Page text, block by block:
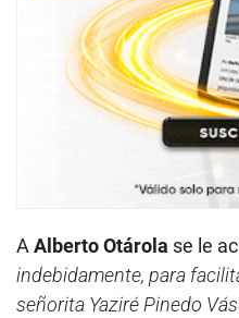
AAlberto Otárola se le
indebidamente, para
señorita Yaziré Pinedo